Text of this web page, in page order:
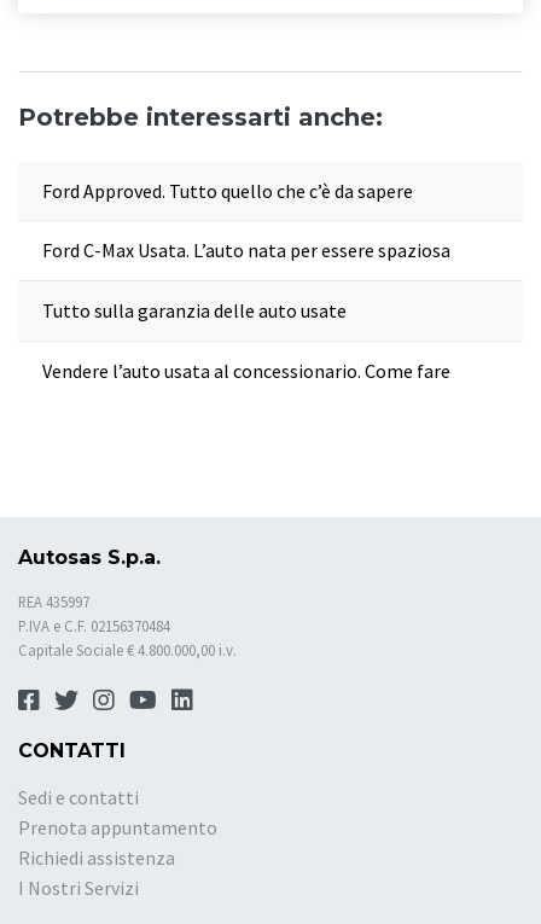
Potrebbe interessarti anche:
Ford Approved. Tutto quello che c’è da sapere
Ford C-Max Usata. L’auto nata per essere spaziosa
Tutto sulla garanzia delle auto usate
Vendere l’auto usata al concessionario. Come fare
Autosas S.p.a.
REA 435997
P.IVA e C.F. 02156370484
Capitale Sociale € 4.800.000,00 i.v.
CONTATTI
Sedi e contatti
Prenota appuntamento
Richiedi assistenza
I Nostri Servizi